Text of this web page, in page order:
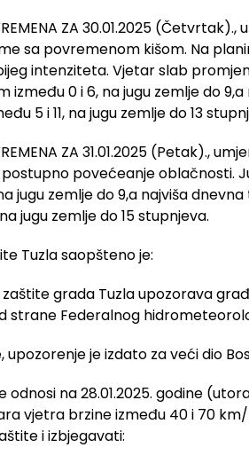
ZA 30.01.2025
sa povremenom kišom. Na
intenziteta. Vjetar slab
između 0 i 6, na jugu zemlje do
5 i 11, na jugu zemlje do 13
ZA 31.01.2025 (Petak).,
postupno povećeanje oblačnosti.
jugu zemlje do 9,a najviša
jugu zemlje do 15 stupnjeva.
Tuzla saopšteno je:
zaštite grada Tuzla upozorava
strane Federalnog
upozorenje je izdato za veći dio
odnosi na 28.01.2025. godine
vjetra brzine između 40 i 70
i izbjegavati: